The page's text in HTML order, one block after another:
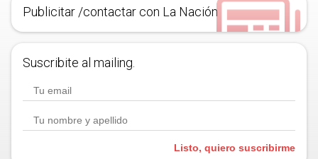
Publicitar /contactar con La Nación
Suscribite al mailing.
Listo, quiero suscribirme